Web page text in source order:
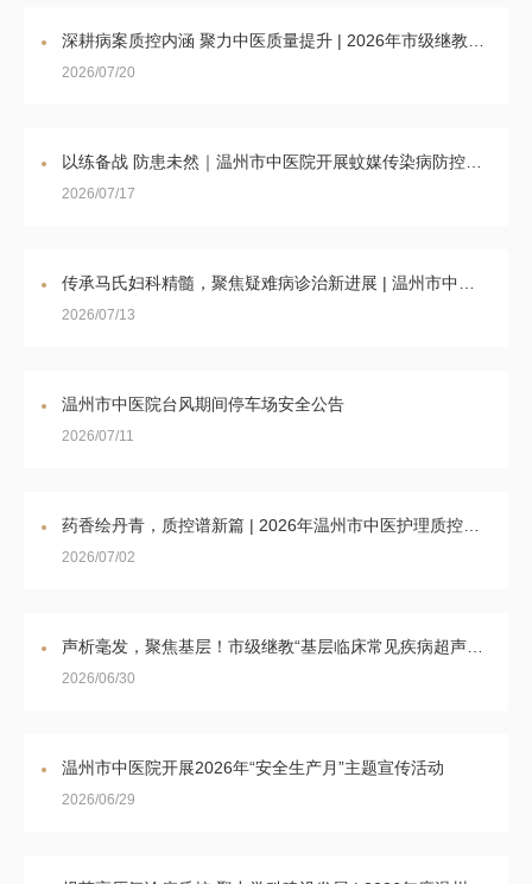
2026/07/20
2026/07/17
2026/07/13
温州市中医院台风期间停车场安全公告
2026/07/11
2026/07/02
2026/06/30
温州市中医院开展2026年“安全生产月”主题宣传活动
2026/06/29